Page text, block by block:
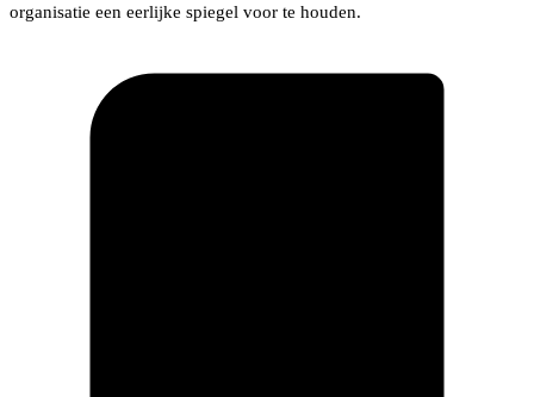
organisatie een eerlijke spiegel voor te houden.